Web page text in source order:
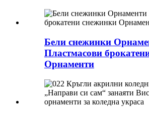
Бели снежинки
Пластмасови
Орнаменти